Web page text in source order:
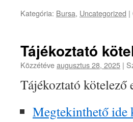
Kategória: Bursa, Uncategorized |
Tájékoztató
Közzétéveaugusztus 28, 2025 |
Tájékoztató kötelező
Megtekinthető ide